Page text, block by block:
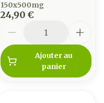
150x500mg
24,90 €
Ajouter au
panier